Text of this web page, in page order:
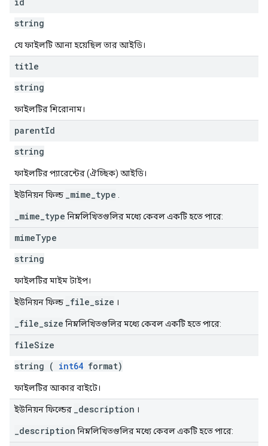
string
যে ফাইলটি আনা হয়েছিল তার আইডি।
title
string
ফাইলটির শিরোনাম।
parentId
string
ফাইলটির প্যারেন্টের (ঐচ্ছিক) আইডি।
ইউনিয়ন ফিল্ড _mime_type
_mime_type নিম্নলিখিতগুলির মধ্যে কেবল একটি হতে পারে:
mimeType
string
ফাইলটির মাইম টাইপ।
ইউনিয়ন ফিল্ড _file_size ।
_file_size নিম্নলিখিতগুলির মধ্যে কেবল একটি হতে পারে:
fileSize
string ( int64 format)
ফাইলটির আকার বাইটে।
ইউনিয়ন ফিল্ডের _description ।
_description নিম্নলিখিতগুলির মধ্যে কেবল একটি হতে পারে: